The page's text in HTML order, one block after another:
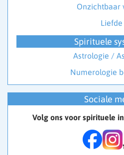
Onzichtbaar
Liefde
Spirituele
Astrologie /
Numerologie
Sociale
Volg ons voor spirituele